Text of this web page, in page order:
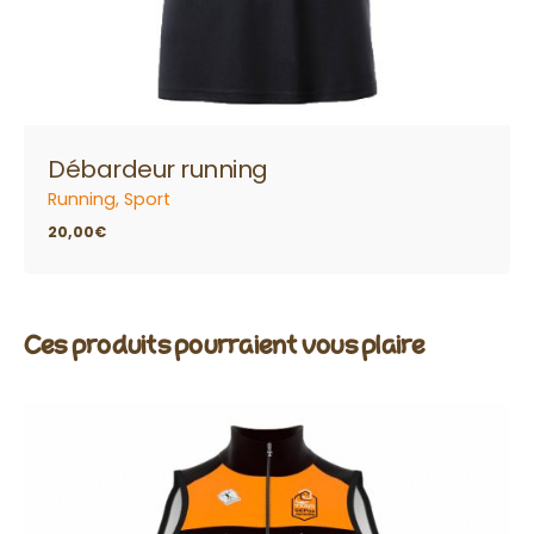
Débardeur running
Running Sport
20,00€
Ces produits pourraient vous plaire